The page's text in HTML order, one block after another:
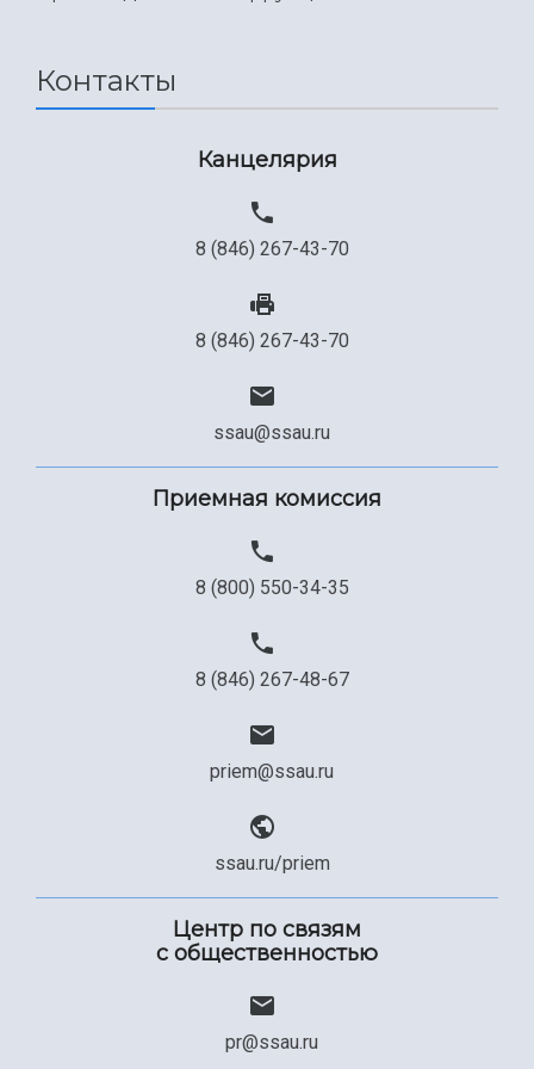
Контакты
Канцелярия
8 (846) 267-43-70
8 (846) 267-43-70
ssau@ssau.ru
Приемная комиссия
8 (800) 550-34-35
8 (846) 267-48-67
priem@ssau.ru
ssau.ru/priem
Центр по связям
с общественностью
pr@ssau.ru